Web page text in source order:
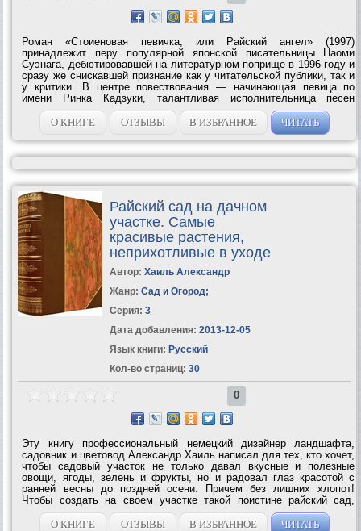
Роман «Стоиеновая певичка, или Райский ангел» (1997)
принадлежит перу популярной японской писательницы Наоми
Суэнага, дебютировавшей на литературном поприще в 1996 году и
сразу же снискавшей признание как у читательской публики, так и
у критики. В центре повествования — начинающая певица по
имени Ринка Кадзуки, талантливая исполнительница песен
традиционного жанра «энка». Книга написана в живой, остроумной
манере. Выведенные в ней...
О КНИГЕ ОТЗЫВЫ В ИЗБРАННОЕ ЧИТАТЬ
Райский сад на дачном
участке. Самые
красивые растения,
неприхотливые в уходе
Автор: Хаиль Александр
Жанр: Сад и Огород;
Серия: 3
Дата добавления: 2013-12-05
Язык книги: Русский
Кол-во страниц: 30
0
Эту книгу профессиональный немецкий дизайнер ландшафта,
садовник и цветовод Александр Хаиль написал для тех, кто хочет,
чтобы садовый участок не только давал вкусные и полезные
овощи, ягоды, зелень и фрукты, но и радовал глаз красотой с
ранней весны до поздней осени. Причем без лишних хлопот!
Чтобы создать на своем участке такой поистине райский сад,
важно правильно подобрать и рассадить красиво цветущие и не
требующие особого ухода...
О КНИГЕ ОТЗЫВЫ В ИЗБРАННОЕ ЧИТАТЬ